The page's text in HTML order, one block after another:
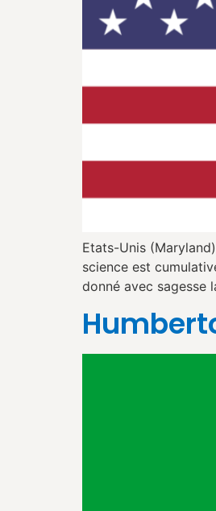
Etats-Unis
science est
donné avec sagesse